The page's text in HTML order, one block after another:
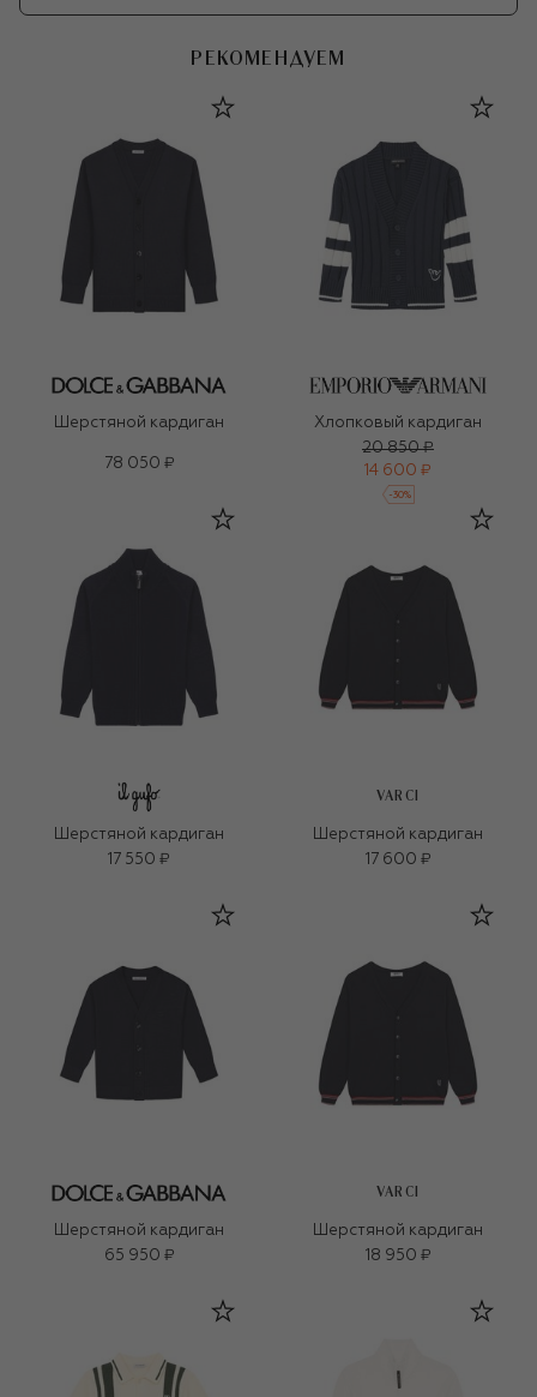
РЕКОМЕНДУЕМ
Шерстяной кардиган
78 050 ₽
Хлопковый кардиган
20 850 ₽
14 600 ₽
-30%
Шерстяной кардиган
17 550 ₽
VARCI
Шерстяной кардиган
17 600 ₽
Шерстяной кардиган
65 950 ₽
VARCI
Шерстяной кардиган
18 950 ₽